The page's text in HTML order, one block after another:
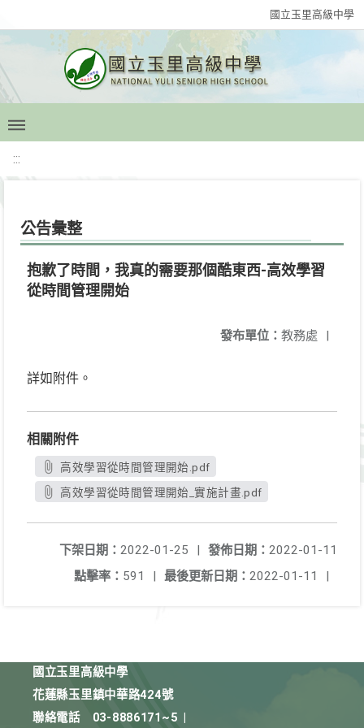
國立玉里高級中學
:::
公告彙整
抱歉了時間，我真的需要那個酷東西-高效學習
從時間管理開始
發布單位： 教務處 |
詳如附件。
相關附件
高效學習從時間管理開始.pdf
高效學習從時間管理開始_實施計畫.pdf
發佈日期： 2022-01-11
下架日期： 2022-01-25
|
最後更新日期： 2022-01-11 |
點擊率： 591 |
國立玉里高級中學
花蓮縣玉里鎮中華路424號
聯絡電話
03-8886171~5